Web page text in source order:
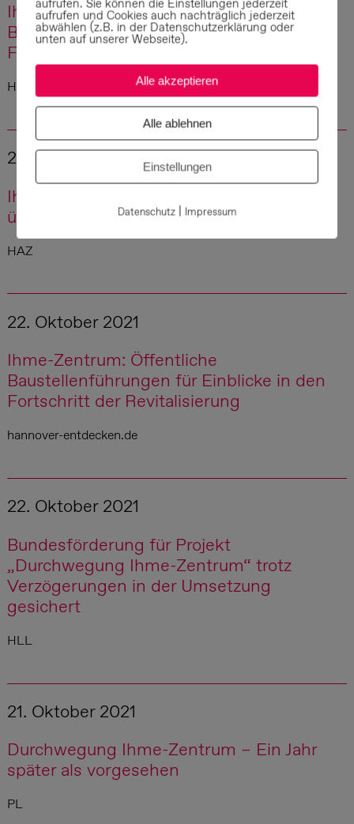
Ihme-Zentrum: Öffentliche
Baustellenführungen für Einblicke in den
Fortschritt der Revitalisierung
HLL
23. Oktober 2021
Ihme-Zentrum: Öffentliche Führungen
über die Baustelle
HAZ
22. Oktober 2021
Ihme-Zentrum: Öffentliche
Baustellenführungen für Einblicke in den
Fortschritt der Revitalisierung
hannover-entdecken.de
22. Oktober 2021
Bundesförderung für Projekt
„Durchwegung Ihme-Zentrum“ trotz
Verzögerungen in der Umsetzung
gesichert
HLL
21. Oktober 2021
Durchwegung Ihme-Zentrum – Ein Jahr
später als vorgesehen
PL
aufrufen. Sie können die Einstellungen jederzeit
aufrufen und Cookies auch nachträglich jederzeit
abwählen (z.B. in der Datenschutzerklärung oder
unten auf unserer Webseite).
Alle akzeptieren
Alle ablehnen
Einstellungen
Datenschutz| Impressum